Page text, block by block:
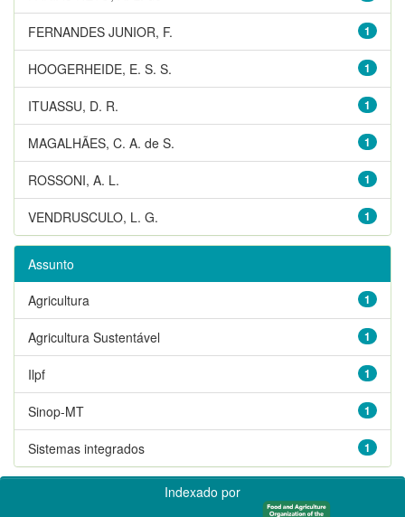
1
FERNANDES JUNIOR, F.
1
HOOGERHEIDE, E. S. S.
1
ITUASSU, D. R.
1
MAGALHÃES, C. A. de S.
1
ROSSONI, A. L.
1
VENDRUSCULO, L. G.
Assunto
1
Agricultura
1
Agricultura Sustentável
1
Ilpf
1
Sinop-MT
1
Sistemas integrados
Indexado por